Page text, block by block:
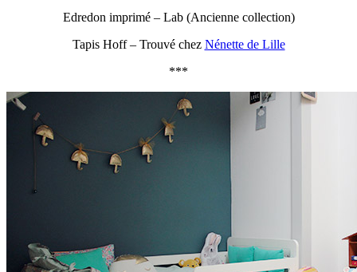
Edredon imprimé – Lab (Ancienne collection)
Tapis Hoff – Trouvé chez Nénette de Lille
***